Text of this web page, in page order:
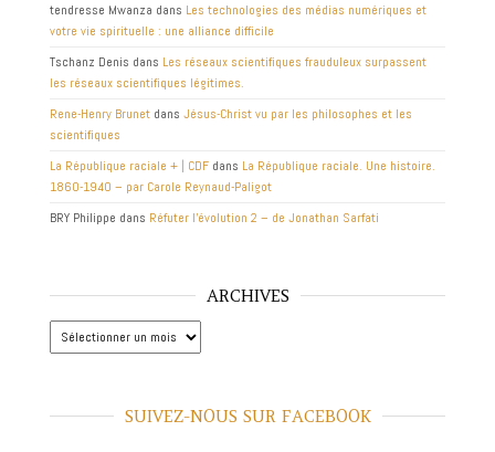
tendresse Mwanza dans Les technologies des médias numériques et
votre vie spirituelle : une alliance difficile
Tschanz Denis dans Les réseaux scientifiques frauduleux surpassent
les réseaux scientifiques légitimes.
Rene-Henry Brunet dans Jésus-Christ vu par les philosophes et les
scientifiques
La République raciale + | CDF dans La République raciale. Une histoire.
1860-1940 – par Carole Reynaud-Paligot
BRY Philippe dans Réfuter l’évolution 2 – de Jonathan Sarfati
ARCHIVES
Archives
SUIVEZ-NOUS SUR FACEBOOK